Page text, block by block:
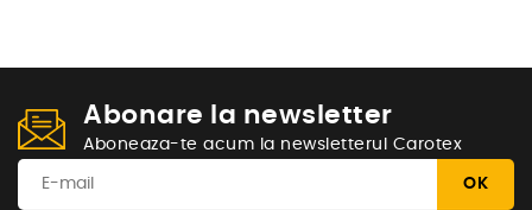
Abonare la newsletter
Aboneaza-te acum la newsletterul Carotex